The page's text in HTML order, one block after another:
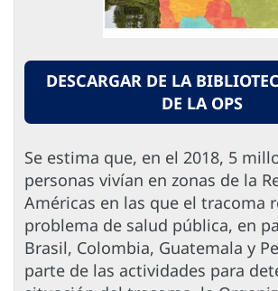
DESCARGAR DE LA
DE LA OPS
Se estima que, en el 2018, 5
personas vivían en zonas de la
Américas en las que el tracoma
problema de salud pública, en
Brasil, Colombia, Guatemala y
parte de las actividades para